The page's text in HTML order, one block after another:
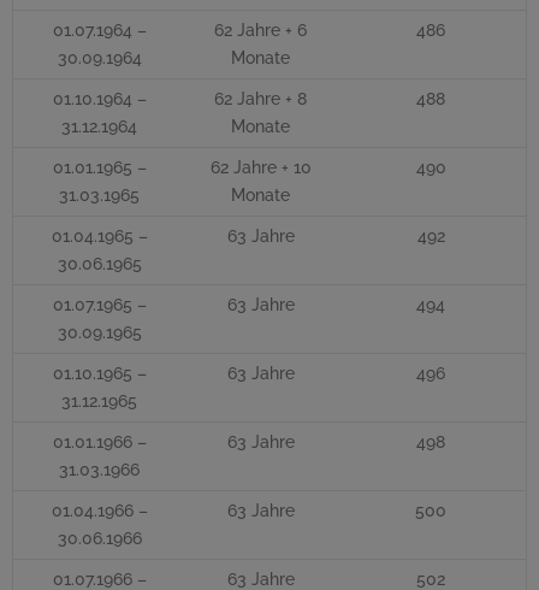
01.07.1964 –
30.09.1964
62 Jahre + 6
Monate
486
01.10.1964 –
31.12.1964
62 Jahre + 8
Monate
488
01.01.1965 –
31.03.1965
62 Jahre + 10
Monate
490
01.04.1965 –
30.06.1965
63 Jahre 492
01.07.1965 –
30.09.1965
63 Jahre 494
01.10.1965 –
31.12.1965
63 Jahre 496
01.01.1966 –
31.03.1966
63 Jahre 498
01.04.1966 –
30.06.1966
63 Jahre 500
01.07.1966 –
63 Jahre 502